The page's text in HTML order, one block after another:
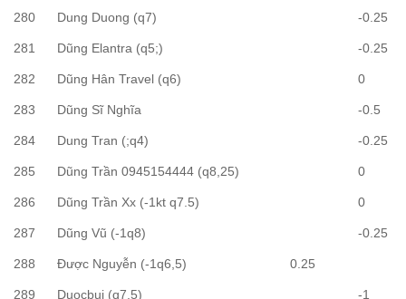
280 Dung Duong (q7) -0.25
281 Dũng Elantra (q5;) -0.25
282 Dũng Hân Travel (q6) 0
283 Dũng Sĩ Nghĩa -0.5
284 Dung Tran (;q4) -0.25
285 Dũng Trần 0945154444 (q8,25) 0
286 Dũng Trần Xx (-1kt q7.5) 0
287 Dũng Vũ (-1q8) -0.25
288 Được Nguyễn (-1q6,5) 0.25
289 Duocbui (q7.5) -1